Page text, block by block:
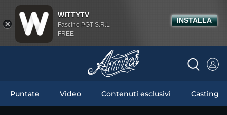
Puntate Video Contenuti esclusivi Casting
WITTYTV
Fascino PGT S.R.L
FREE
INSTALLA